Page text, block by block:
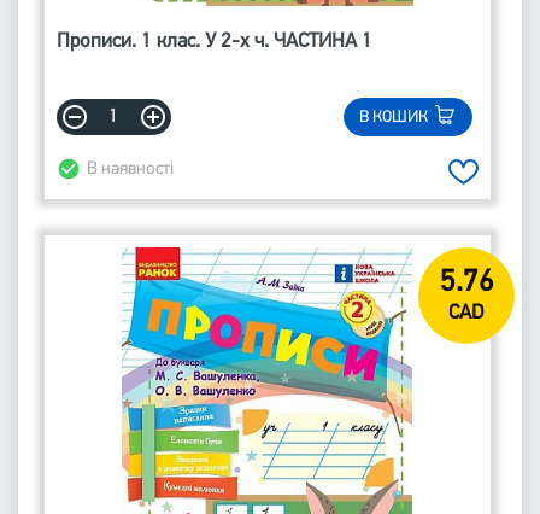
Прописи. 1 клас. У 2-х ч. ЧАСТИНА 1
В КОШИК
В наявності
5.76
CAD